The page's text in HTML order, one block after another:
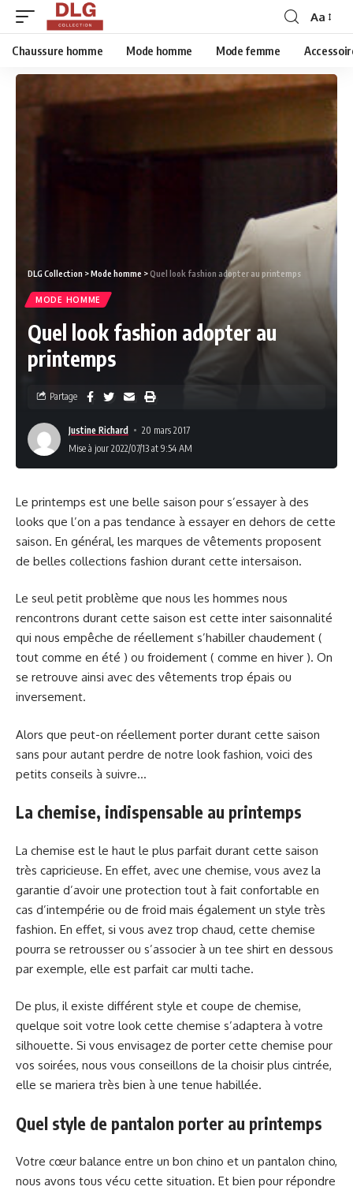
Aa
Chaussure homme Mode homme Mode femme
DLG Collection >Mode homme >Quel look fashion adopter au printemps
MODE HOMME
Quel look fashion adopter au
printemps
Justine Richard
20 mars 2017
Mise à jour 2022/07/13 at 9:54 AM
Partage
Le printemps est une belle saison pour s’essayer à des
looks que l’on a pas tendance à essayer en dehors de cette
saison. En général, les marques de vêtements proposent
de belles collections fashion durant cette intersaison.
Le seul petit problème que nous les hommes nous
rencontrons durant cette saison est cette inter saisonnalité
qui nous empêche de réellement s’habiller chaudement (
tout comme en été ) ou froidement ( comme en hiver ). On
se retrouve ainsi avec des vêtements trop épais ou
inversement.
Alors que peut-on réellement porter durant cette saison
sans pour autant perdre de notre look fashion, voici des
petits conseils à suivre…
La chemise, indispensable au printemps
La chemise est le haut le plus parfait durant cette saison
très capricieuse. En effet, avec une chemise, vous avez la
garantie d’avoir une protection tout à fait confortable en
cas d’intempérie ou de froid mais également un style très
fashion. En effet, si vous avez trop chaud, cette chemise
pourra se retrousser ou s’associer à un tee shirt en dessous
par exemple, elle est parfait car multi tache.
De plus, il existe différent style et coupe de chemise,
quelque soit votre look cette chemise s’adaptera à votre
silhouette. Si vous envisagez de porter cette chemise pour
vos soirées, nous vous conseillons de la choisir plus cintrée,
elle se mariera très bien à une tenue habillée.
Quel style de pantalon porter au printemps
Votre cœur balance entre un bon chino et un pantalon chino,
nous avons tous vécu cette situation. Et bien pour répondre